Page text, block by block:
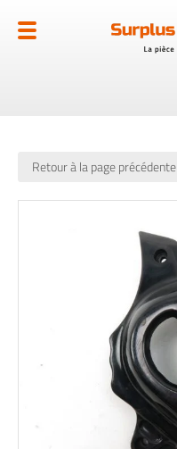
au
contenu
Retour à la page précédente